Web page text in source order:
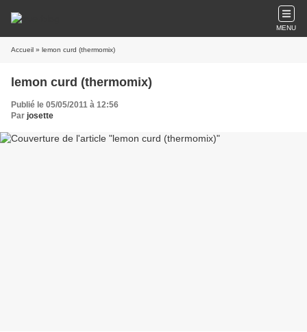
MENU
Accueil » lemon curd (thermomix)
lemon curd (thermomix)
Publié le 05/05/2011 à 12:56
Par josette